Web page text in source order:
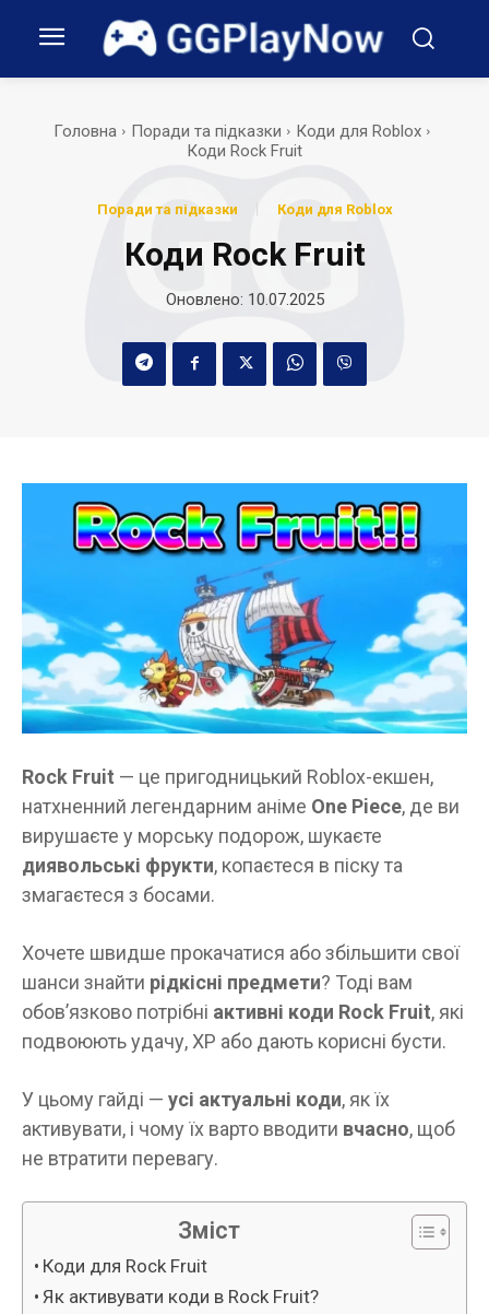
Головна Поради та підказки
Коди для Roblox
Коди Rock Fruit
Поради та підказки Коди для Roblox
Коди Rock Fruit
Оновлено: 10.07.2025
Rock Fruit — це пригодницький Roblox-екшен,
натхненний легендарним аніме One Piece, де ви
вирушаєте у морську подорож, шукаєте
диявольські фрукти, копаєтеся в піску та
змагаєтеся з босами.
Хочете швидше прокачатися або збільшити свої
шанси знайти рідкісні предмети? Тоді вам
обов’язково потрібні активні коди Rock Fruit, які
подвоюють удачу, XP або дають корисні бусти.
У цьому гайді — усі актуальні коди, як їх
активувати, і чому їх варто вводити вчасно, щоб
не втратити перевагу.
Зміст
Коди для Rock Fruit
Як активувати коди в Rock Fruit?